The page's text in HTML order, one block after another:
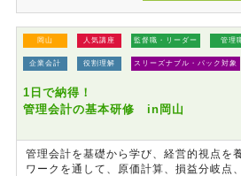
岡山 人気講座 監督職・リーダー 管理
企業会計 役割理解 スリーズナブル・パック対象
1日で納得！
管理会計の基本研修 in岡山
管理会計を基礎から学び、経営的視点を
ワークを通して、原価計算、損益分岐点